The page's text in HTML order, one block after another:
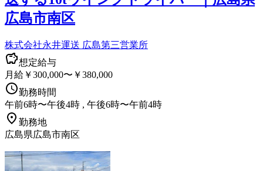
広島市南区
株式会社永井運送 広島第三営業所
想定給与
月給￥300,000〜￥380,000
勤務時間
午前6時〜午後4時 , 午後6時〜午前4時
勤務地
広島県広島市南区